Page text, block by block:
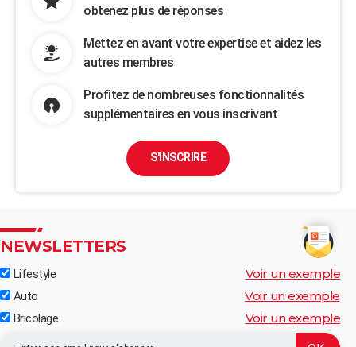
obtenez plus de réponses
Mettez en avant votre expertise et aidez les
autres membres
Profitez de nombreuses fonctionnalités
supplémentaires en vous inscrivant
S'INSCRIRE
NEWSLETTERS
Lifestyle Voir un exemple
Auto Voir un exemple
Bricolage Voir un exemple